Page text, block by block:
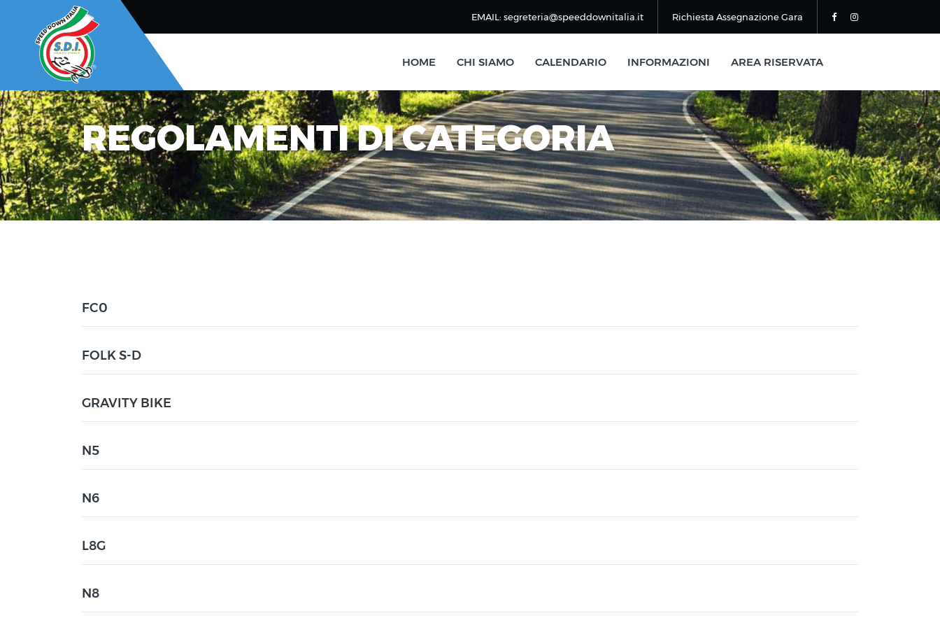
EMAIL: segreteria@speeddownitalia.it Richiesta Assegnazione Gara
REGOLAMENTI DI CATEGORIA
HOME CHI SIAMO CALENDARIO INFORMAZIONI AREA RISERVATA
FC0
FOLK S-D
GRAVITY BIKE
N5
N6
L8G
N8